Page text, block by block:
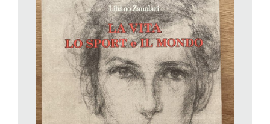
Zanolari parte dagli anni della sua adolescenza in cui, giovane
ragazzo di montagna nato e cresciuto a Zalende, minuscola
frazione di Brusio in Valposchiavo, si vede aperta, dapprima la
via verso Coira, dove frequenterà la Scuola Commerciale, in
seguito quella che conduce a Lugano dove gli verrà proposto
uno stage biennale presso l’allora RTSI. Fu l’inizio di un
percorso che lo distolse da una possibile carriera di atleta di
punta. A 16 anni saltava 6 metri e 38 in lungo. Allora era una